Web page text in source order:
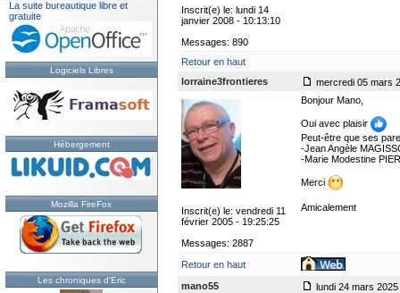
La suite bureautique libre et
gratuite
Logiciels Libres
Hébergement
Mozilla FireFox
Les chroniques d'Eric
Inscrit(e) le: lundi 14
janvier 2008 - 10:13:10
Messages: 890
Retour en haut
lorraine3frontieres
mercredi 05 mars
Inscrit(e) le: vendredi 11
février 2005 - 19:25:25
Messages: 2887
Bonjour Mano,
Oui avec plaisir
Peut-être que ses
-Jean Angèle
-Marie Modestine
Merci
Amicalement
Retour en haut
mano55
lundi 24 mars